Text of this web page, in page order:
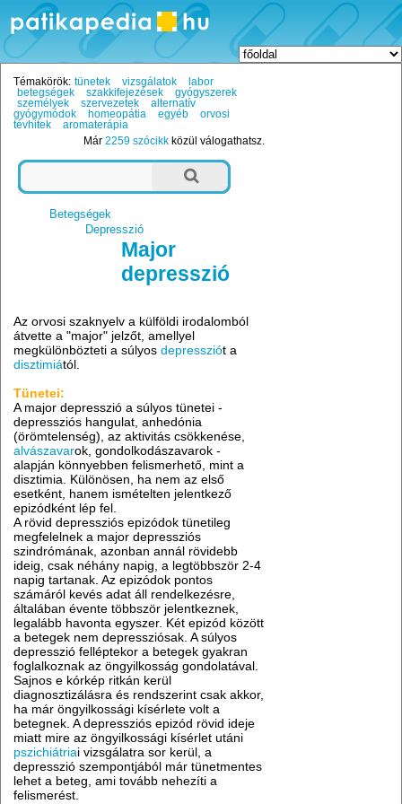
Témakörök: tünetek vizsgálatok
labor
betegségek
szakkifejezések
gyógyszerek
személyek
szervezetek
alternatív
gyógymódok
homeopátia egyéb
orvosi
tévhitek
aromaterápia
Már2259 szócikk közül válogathatsz.
Betegségek
Depresszió
Major
depresszió
Az orvosi szaknyelv a külföldi irodalomból
átvette a "major" jelzőt, amellyel
megkülönbözteti a súlyosdepressziót a
disztimiától.
Tünetei:
A major depresszió a súlyos tünetei -
depressziós hangulat, anhedónia
(örömtelenség), az aktivitás csökkenése,
alvászavarok, gondolkodászavarok -
alapján könnyebben felismerhető, mint a
disztimia. Különösen, ha nem az első
esetként, hanem ismételten jelentkező
epizódként lép fel.
A rövid depressziós epizódok tünetileg
megfelelnek a major depressziós
szindrómának, azonban annál rövidebb
ideig, csak néhány napig, a legtöbbször 2-4
napig tartanak. Az epizódok pontos
számáról kevés adat áll rendelkezésre,
általában évente többször jelentkeznek,
legalább havonta egyszer. Két epizód között
a betegek nem depressziósak. A súlyos
depresszió felléptekor a betegek gyakran
foglalkoznak az öngyilkosság gondolatával.
Sajnos e kórkép ritkán kerül
diagnosztizálásra és rendszerint csak akkor,
ha már öngyilkossági kísérlete volt a
betegnek. A depressziós epizód rövid ideje
miatt mire az öngyilkossági kísérlet utáni
pszichiátriai vizsgálatra sor kerül, a
depresszió szempontjából már tünetmentes
lehet a beteg, ami tovább nehezíti a
felismerést.